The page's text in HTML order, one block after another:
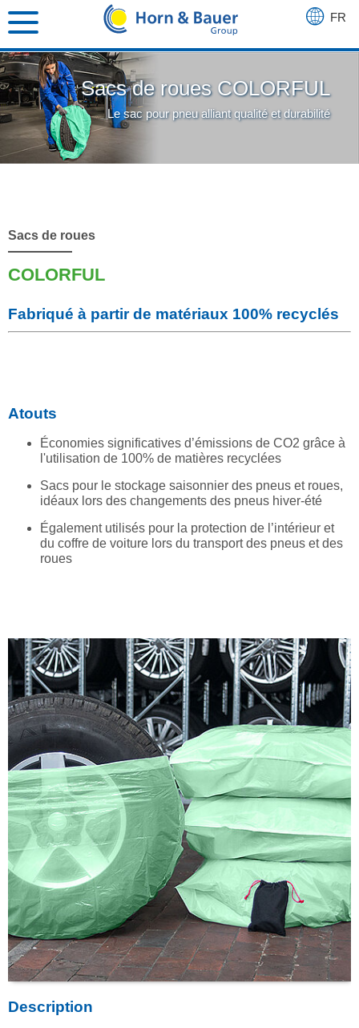
Sacs de roues COLORFUL
Le sac pour pneu alliant qualité et durabilité
Sacs de roues
COLORFUL
Fabriqué à partir de matériaux 100% recyclés
Atouts
Économies significatives d’émissions de CO2 grâce à
l'utilisation de 100% de matières recyclées
Sacs pour le stockage saisonnier des pneus et roues,
idéaux lors des changements des pneus hiver-été
Également utilisés pour la protection de l’intérieur et
du coffre de voiture lors du transport des pneus et des
roues
Description
FR